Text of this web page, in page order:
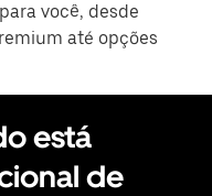
você, desde
até opções
está
de